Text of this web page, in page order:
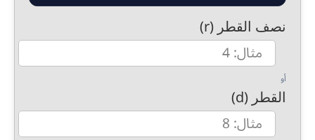
نصف القطر (r)
أو
القطر (d)